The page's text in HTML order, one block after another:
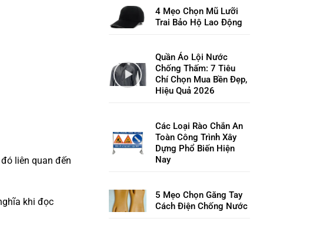
liên quan đến
khi đọc
4 Mẹo Chọn Mũ Lưỡi
Trai Bảo Hộ Lao Động
Quần Áo Lội Nước
Chống Thấm: 7 Tiêu
Chí Chọn Mua Bền Đẹp,
Hiệu Quả 2026
Các Loại Rào Chắn An
Toàn Công Trình Xây
Dựng Phổ Biến Hiện
Nay
5 Mẹo Chọn Găng Tay
Cách Điện Chống Nước